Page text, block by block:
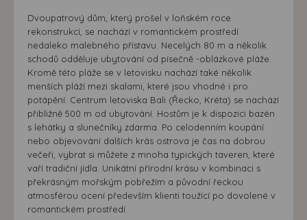
Dvoupatrový dům, který prošel v loňském roce
rekonstrukcí, se nachází v romantickém prostředí
nedaleko malebného přístavu. Necelých 80 m a několik
schodů odděluje ubytování od písečně -oblázkové pláže.
Kromě této pláže se v letovisku nachází také několik
menších pláží mezi skalami, které jsou vhodné i pro
potápění. Centrum letoviska Bali (Řecko, Kréta) se nachází
přibližně 500 m od ubytování. Hostům je k dispozici bazén
s lehátky a slunečníky zdarma. Po celodenním koupání
nebo objevování dalších krás ostrova je čas na dobrou
večeři, vybrat si můžete z mnoha typických taveren, které
vaří tradiční jídla. Unikátní přírodní krásu v kombinaci s
překrásným mořským pobřežím a původní řeckou
atmosférou ocení především klienti toužící po dovolené v
romantickém prostředí.